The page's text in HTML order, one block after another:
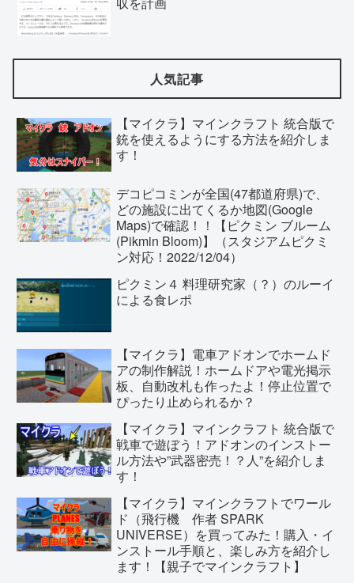
人気記事
【マイクラ】マインクラフト 統合版で
銃を使えるようにする方法を紹介しま
す！
デコピコミンが全国(47都道府県)で、
どの施設に出てくるか地図(Google
Maps)で確認！！【ピクミン ブルーム
(Pikmin Bloom)】（スタジアムピクミ
ン対応！2022/12/04）
ピクミン４ 料理研究家（？）のルーイ
による食レポ
【マイクラ】電車アドオンでホームド
アの制作解説！ホームドアや電光掲示
板、自動改札も作ったよ！停止位置で
ぴったり止められるか？
【マイクラ】マインクラフト 統合版で
戦車で遊ぼう！アドオンのインストー
ル方法や”武器密売！？人”を紹介しま
す！
【マイクラ】マインクラフトでワール
ド（飛行機 作者 SPARK
UNIVERSE）を買ってみた！購入・イ
ンストール手順と、楽しみ方を紹介し
ます！【親子でマインクラフト】